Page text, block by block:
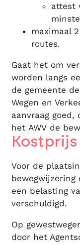
attest
maximaal
routes.
Gaat het om
worden langs
de gemeente
Wegen en
aanvraag
het AWV de
Kostprijs
Voor de
bewegwijzering
een belasting
verschuldigd.
Op
door het